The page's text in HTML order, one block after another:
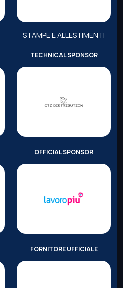
STAMPE E ALLESTIMENTI
TECHNICAL SPONSOR
OFFICIAL SPONSOR
FORNITORE UFFICIALE